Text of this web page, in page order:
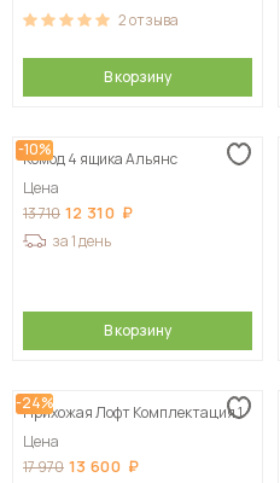
2отзыва
В корзину
-10%
Комод 4 ящика Альянс
Цена
13 710 12 310
за 1 день
В корзину
-24%
Прихожая Лофт Комплектация 1
Цена
17 970 13 600